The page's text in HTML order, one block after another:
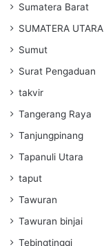
Sumatera Barat
SUMATERA UTARA
Sumut
Surat Pengaduan
takvir
Tangerang Raya
Tanjungpinang
Tapanuli Utara
taput
Tawuran
Tawuran binjai
Tebingtinggi